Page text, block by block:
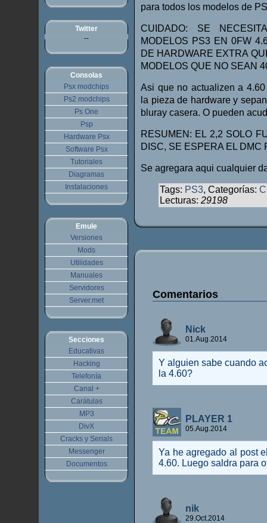
para todos los modelos de
CUIDADO: SE
MODELOS PS3 EN 0FW
DE HARDWARE EXTRA
MODELOS QUE NO SEAN
Asi que no actualizen a
la pieza de hardware y
bluray casera. O pueden
RESUMEN: EL 2,2 SOLO
DISC, SE ESPERA EL DMC
Se agregara aqui cualquier
Tags: PS3, Categorías:
Lecturas: 29198
Comentarios
Nick
01.Aug.2014
Y alguien sabe cuando
la 4.60?
PLAYER 1
05.Aug.2014
Ya he agregado al post
4.60. Luego saldra para
nik
29.Oct.2014
Twitter
--
Consolas
Psx modchips
Ps2 modchips
Ps One
Psp
Hardware Psx
Software Psx
Tutoriales
Diagramas
Instalaciones
Emule
Versiones
Mods
Utilidades
Manuales
Servidores
Server.met
Secciones
Educativas
Hacking
Telefonía
Canal +
Carátulas
MP3
DivX
Cracks y Serials
Messenger
Documentos